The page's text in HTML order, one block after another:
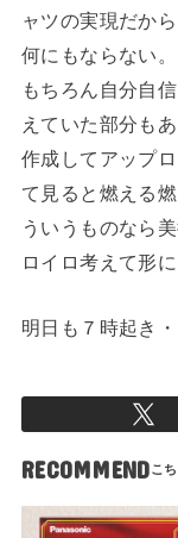
ャツの実現だか
何にもならない。
もちろん自分自
えていた部分も
作成してアップ
て見ると燃える
ういうものなら
ロイロ考えて形
明日も７時起き・
RECOMMEND